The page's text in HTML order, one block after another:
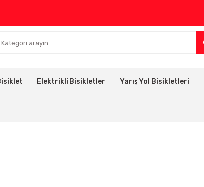
Elektrikli Bisikletler Yarış Yol Bisikletleri